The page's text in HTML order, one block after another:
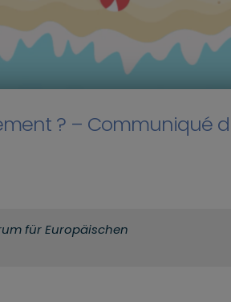
? – Communiqué
für Europäischen